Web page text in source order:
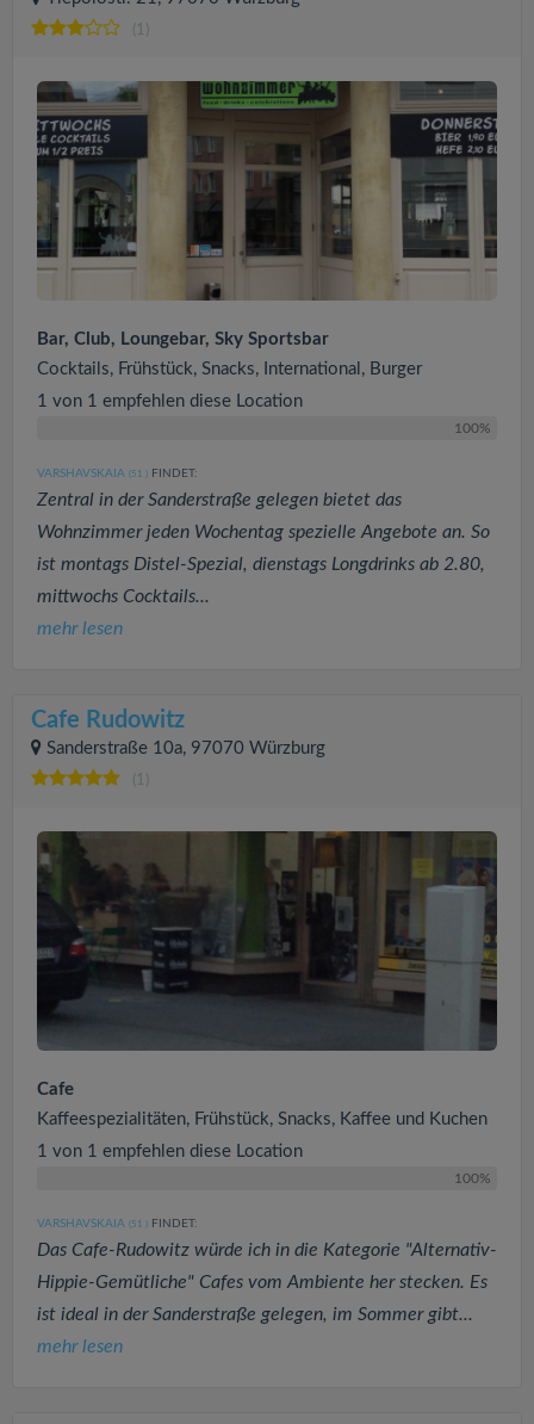
(1)
Bar, Club, Loungebar, Sky Sportsbar
Cocktails, Frühstück, Snacks, International, Burger
1 von 1 empfehlen diese Location
100%
VARSHAVSKAIA (51 ) FINDET:
Zentral in der Sanderstraße gelegen bietet das
Wohnzimmer jeden Wochentag spezielle Angebote an. So
ist montags Distel-Spezial, dienstags Longdrinks ab 2.80,
mittwochs Cocktails...
mehr lesen
Cafe Rudowitz
Sanderstraße 10a, 97070 Würzburg
(1)
Cafe
Kaffeespezialitäten, Frühstück, Snacks, Kaffee und Kuchen
1 von 1 empfehlen diese Location
100%
VARSHAVSKAIA (51 ) FINDET:
Das Cafe-Rudowitz würde ich in die Kategorie "Alternativ-
Hippie-Gemütliche" Cafes vom Ambiente her stecken. Es
ist ideal in der Sanderstraße gelegen, im Sommer gibt...
mehr lesen